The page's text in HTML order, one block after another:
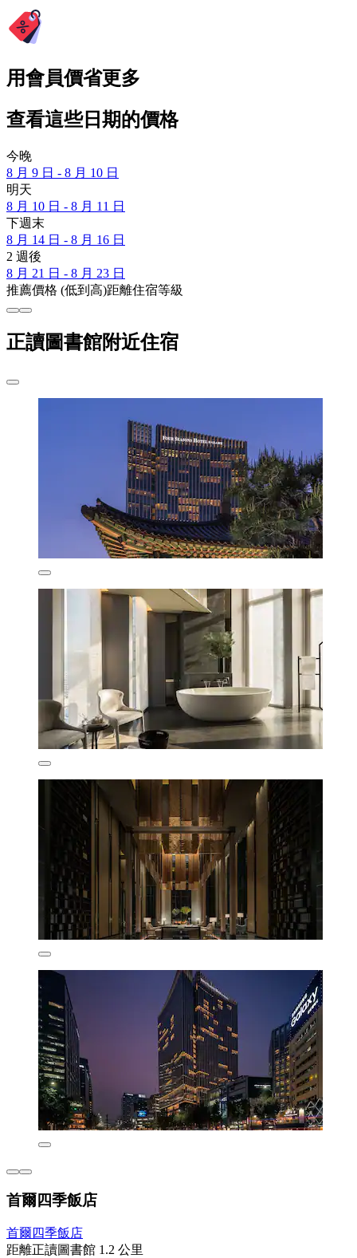
用會員價省更多
查看這些日期的價格
今晚
8 月 9 日 - 8 月 10 日
明天
8 月 10 日 - 8 月 11 日
下週末
8 月 14 日 - 8 月 16 日
2 週後
8 月 21 日 - 8 月 23 日
推薦價格 (低到高)距離住宿等級
正讀圖書館附近住宿
首爾四季飯店
首爾四季飯店
距離正讀圖書館 1.2 公里